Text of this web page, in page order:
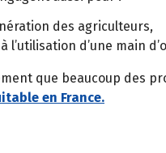
des agriculteurs,
l’utilisation d’une main
que beaucoup des
en France.